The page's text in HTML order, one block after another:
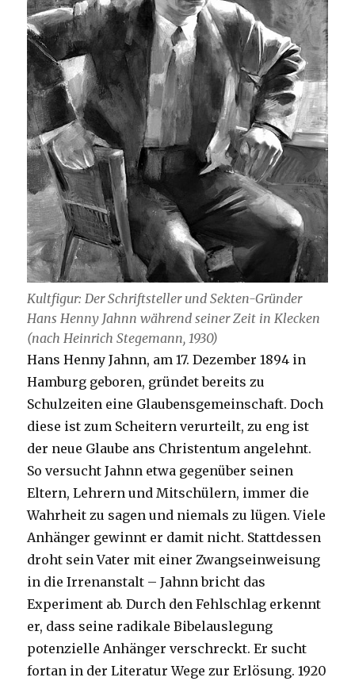
Kultfigur: Der Schriftsteller und Sekten-Gründer
Hans Henny Jahnn während seiner Zeit in Klecken
(nach Heinrich Stegemann, 1930)
Hans Henny Jahnn, am 17. Dezember 1894 in
Hamburg geboren, gründet bereits zu
Schulzeiten eine Glaubensgemeinschaft. Doch
diese ist zum Scheitern verurteilt, zu eng ist
der neue Glaube ans Christentum angelehnt.
So versucht Jahnn etwa gegenüber seinen
Eltern, Lehrern und Mitschülern, immer die
Wahrheit zu sagen und niemals zu lügen. Viele
Anhänger gewinnt er damit nicht. Stattdessen
droht sein Vater mit einer Zwangseinweisung
in die Irrenanstalt – Jahnn bricht das
Experiment ab. Durch den Fehlschlag erkennt
er, dass seine radikale Bibelauslegung
potenzielle Anhänger verschreckt. Er sucht
fortan in der Literatur Wege zur Erlösung. 1920